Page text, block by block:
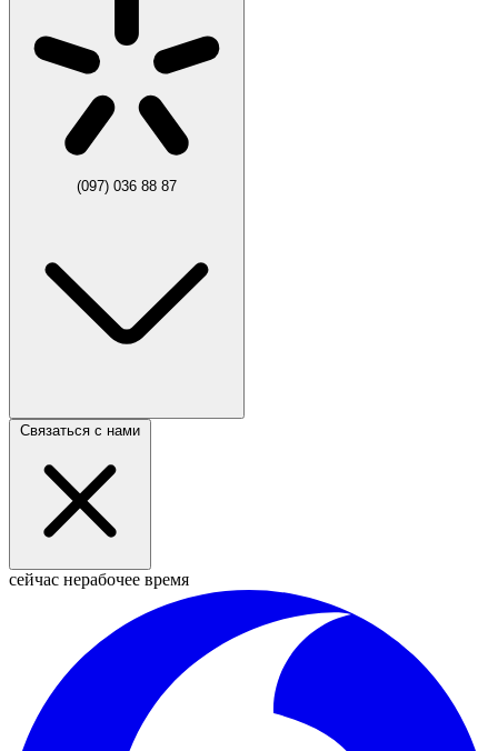
(097) 036 88 87
Связаться с нами
сейчас нерабочее время